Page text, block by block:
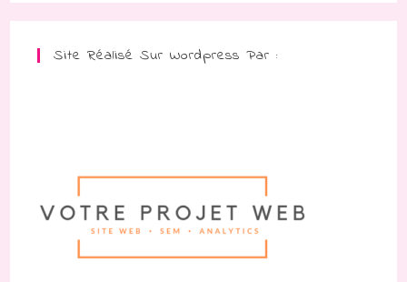
Site Réalisé Sur Wordpress Par :